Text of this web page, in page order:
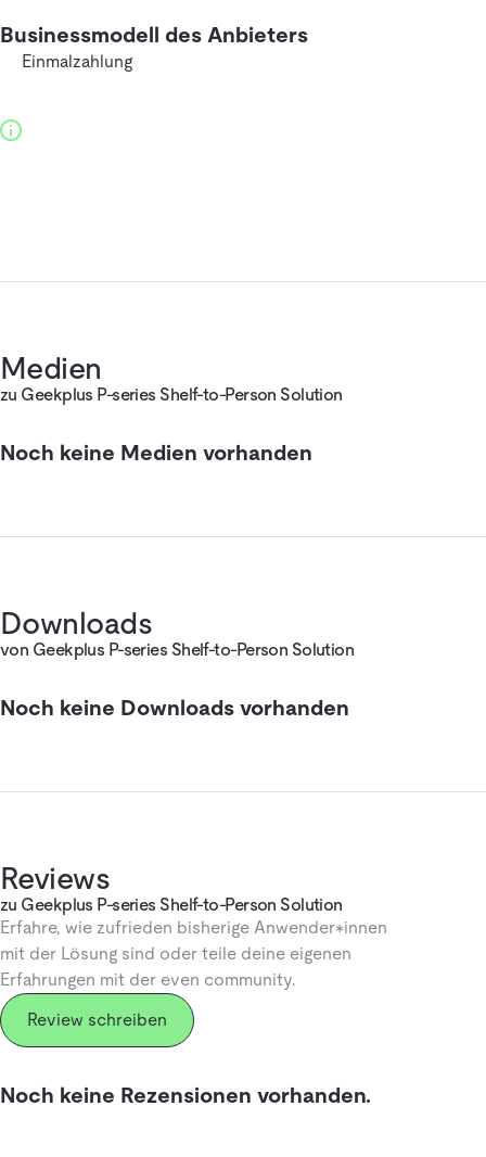
Businessmodell des Anbieters
Einmalzahlung
Medien
zu Geekplus P-series Shelf-to-Person Solution
Noch keine Medien vorhanden
Downloads
von Geekplus P-series Shelf-to-Person Solution
Noch keine Downloads vorhanden
Reviews
zu Geekplus P-series Shelf-to-Person Solution
Erfahre, wie zufrieden bisherige Anwender*innen
mit der Lösung sind oder teile deine eigenen
Erfahrungen mit der even community.
Review schreiben
Noch keine Rezensionen vorhanden.